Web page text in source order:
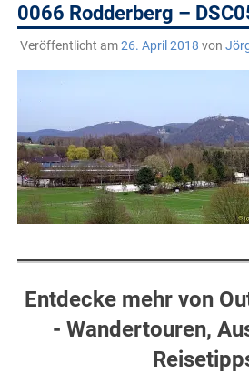
0066 Rodderberg –
Veröffentlicht am26. April 2018 von
Entdecke mehr von
- Wandertouren,